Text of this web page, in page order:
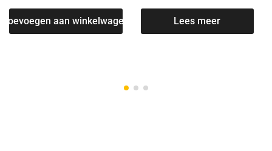
Toevoegen aan winkelwagen Lees meer